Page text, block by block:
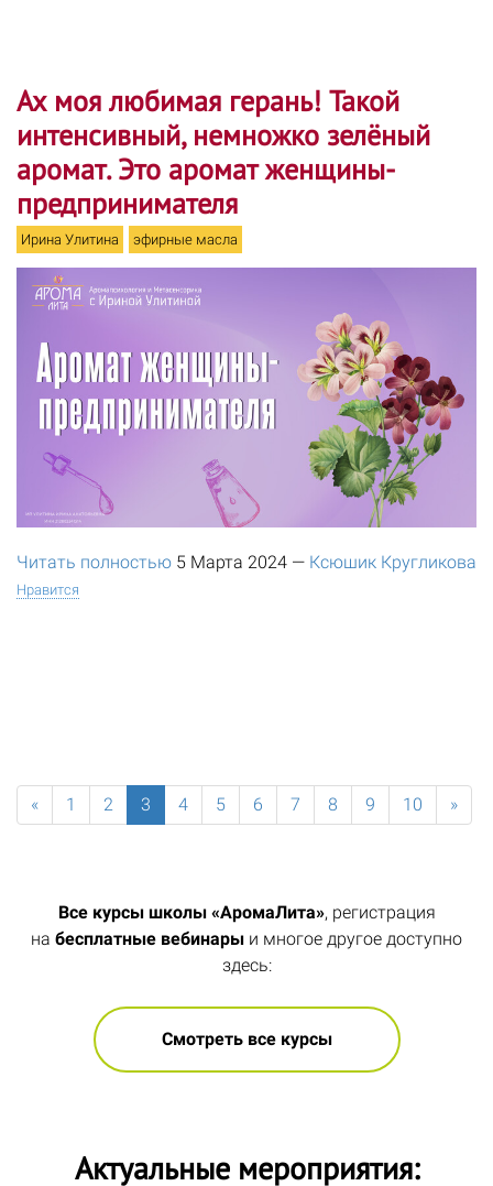
Ах моя любимая герань! Такой
интенсивный, немножко зелёный
аромат. Это аромат женщины-
предпринимателя
Ирина Улитина эфирные масла
Читать полностью 5 Марта 2024 — Ксюшик Кругликова
Нравится
« 1 2 3 4 5 6 7 8 9 10 »
Все курсы школы «АромаЛита», регистрация
на бесплатные вебинары и многое другое доступно
здесь:
Смотреть все курсы
Актуальные мероприятия: